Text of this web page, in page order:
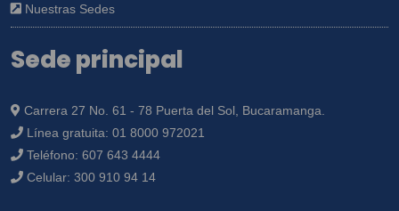
Nuestras Sedes
Sede principal
Carrera 27 No. 61 - 78 Puerta del Sol, Bucaramanga.
Línea gratuita: 01 8000 972021
Teléfono: 607 643 4444
Celular: 300 910 94 14